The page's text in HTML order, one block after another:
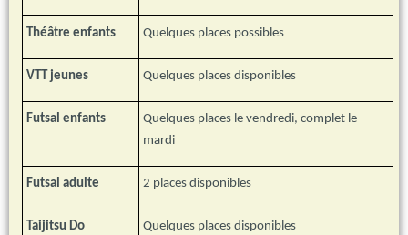
Théâtre enfants Quelques places possibles
VTT jeunes Quelques places disponibles
Futsal enfants
Quelques places le vendredi, complet le
mardi
Futsal adulte 2 places disponibles
Taijitsu Do Quelques places disponibles